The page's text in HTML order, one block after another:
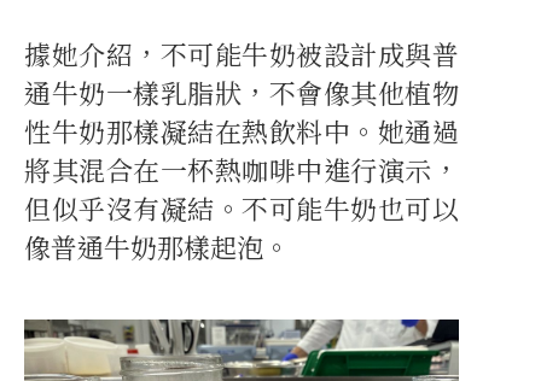
據她介紹，不可能牛奶被設計成與普
通牛奶一樣乳脂狀，不會像其他植物
性牛奶那樣凝結在熱飲料中。她通過
將其混合在一杯熱咖啡中進行演示，
但似乎沒有凝結。不可能牛奶也可以
像普通牛奶那樣起泡。